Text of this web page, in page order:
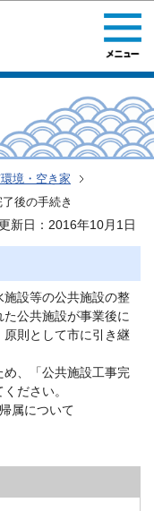
動
境・空き家
後の手続き
新日：2016年10月1日
施設等の公共施設の整
公共施設が事業後に
原則として市に引き継
、「公共施設工事完
ださい。
属について